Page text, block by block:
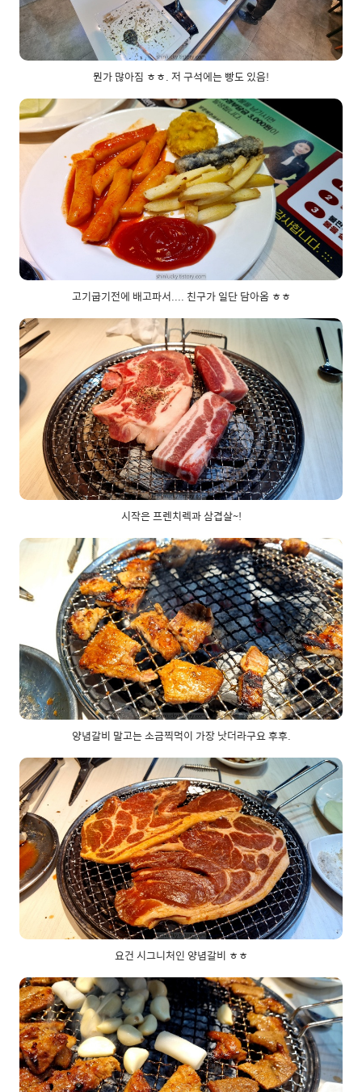
뭔가 많아짐 ㅎㅎ. 저 구석에는 빵도 있음!
고기굽기전에 배고파서.... 친구가 일단 담아옴 ㅎㅎ
시작은 프렌치렉과 삼겹살~!
양념갈비 말고는 소금찍먹이 가장 낫더라구요 후후.
요건 시그니처인 양념갈비 ㅎㅎ